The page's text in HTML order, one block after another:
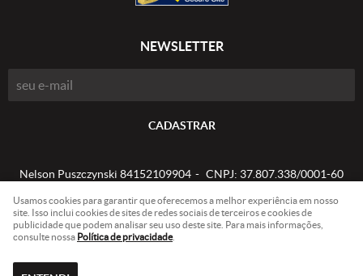
NEWSLETTER
CADASTRAR
Nelson Puszczynski 84152109904 CNPJ: 37.807.338/0001-60
LOJA VIRTUAL CRIADA POR
Usamos cookies para garantir que oferecemos a melhor experiência em nosso
site. Isso inclui cookies de sites de redes sociais de terceiros e cookies de
publicidade que podem analisar seu uso deste site. Para mais informações,
consulte nossa Política de privacidade.